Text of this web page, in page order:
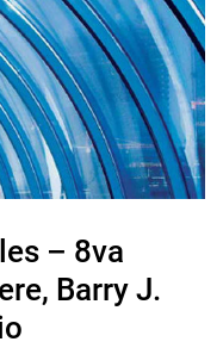
– 8va
Barry J.